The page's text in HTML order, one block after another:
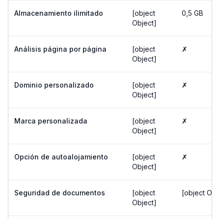
Almacenamiento ilimitado
[object
Object]
0,5 GB
Análisis página por página
[object
Object]
✗
Dominio personalizado
[object
Object]
✗
Marca personalizada
[object
Object]
✗
Opción de autoalojamiento
[object
Object]
✗
Seguridad de documentos
[object
Object]
[object